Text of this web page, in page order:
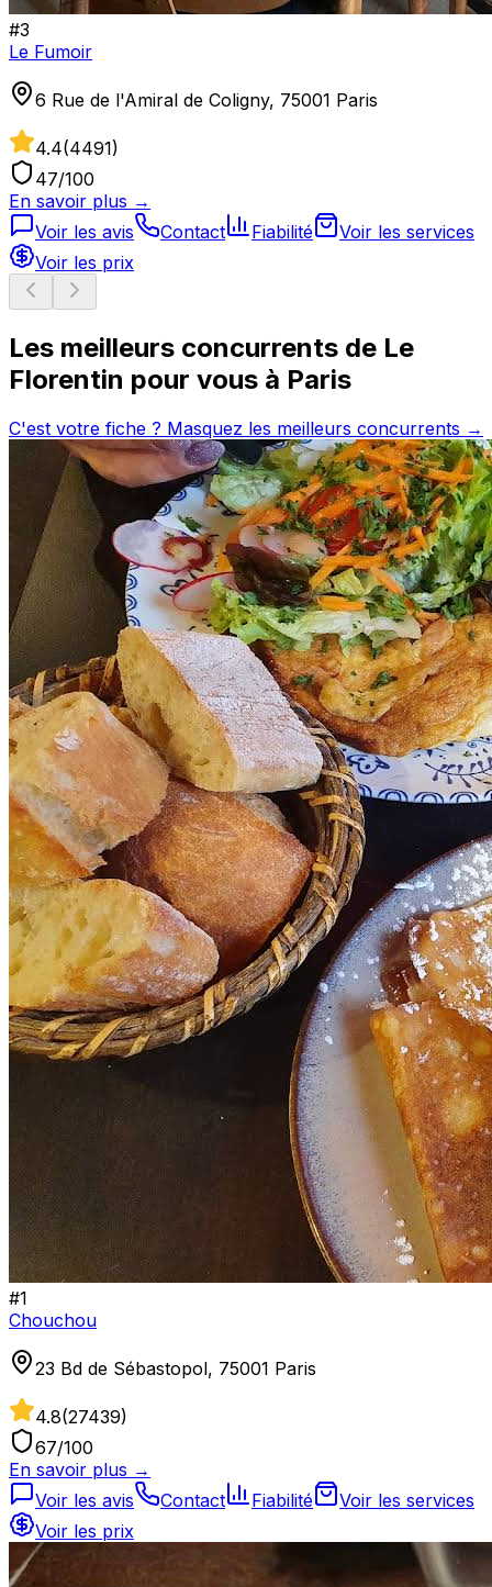
#3
Le Fumoir
6 Rue de l'Amiral de Coligny, 75001 Paris
4.4(4491)
47/100
En savoir plus →
Voir les avis
Contact Fiabilité
Voir les services
Voir les prix
Les meilleurs concurrents de Le
Florentin pour vous à Paris
C'est votre fiche ? Masquez les meilleurs concurrents →
#1
Chouchou
23 Bd de Sébastopol, 75001 Paris
4.8(27439)
67/100
En savoir plus →
Voir les avis
Contact Fiabilité
Voir les services
Voir les prix